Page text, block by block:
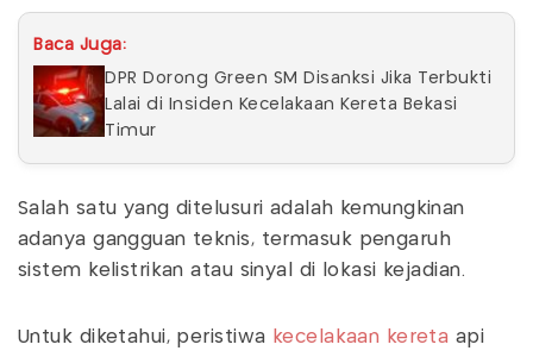
Baca Juga:
DPR Dorong Green SM Disanksi Jika Terbukti
Lalai di Insiden Kecelakaan Kereta Bekasi
Timur
Salah satu yang ditelusuri adalah kemungkinan
adanya gangguan teknis, termasuk pengaruh
sistem kelistrikan atau sinyal di lokasi kejadian.
Untuk diketahui, peristiwa kecelakaan kereta api